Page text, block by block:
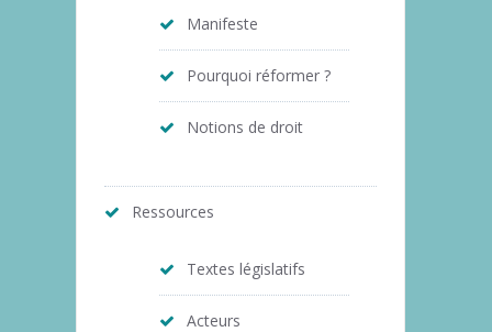
Manifeste
Pourquoi réformer ?
Notions de droit
Ressources
Textes législatifs
Acteurs